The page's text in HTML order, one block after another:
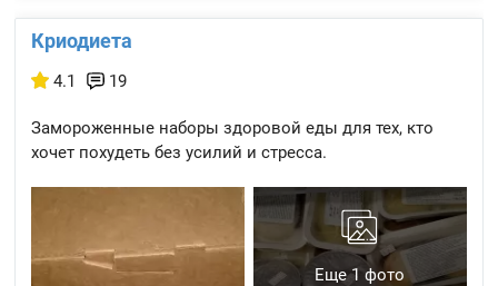
Криодиета
4.1 19
Замороженные наборы здоровой еды для тех, кто
хочет похудеть без усилий и стресса.
Еще 1 фото